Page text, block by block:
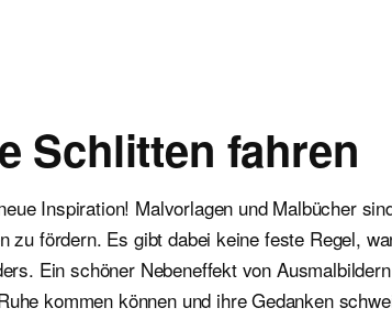
Schlitten fahren
Inspiration! Malvorlagen und Malbücher
zu fördern. Es gibt dabei keine feste Regel,
Ein schöner Nebeneffekt von
kommen können und ihre Gedanken